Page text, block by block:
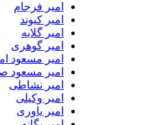
امیر فرجام
امیر کیوند
امیر گلایه
امیر گوهری
امیر مسعود
امیر مسعود
امیر نشاطی
امیر وکیلی
امیر یاوری